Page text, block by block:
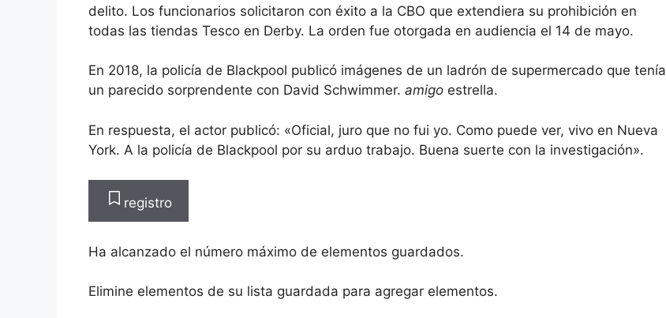
delito. Los funcionarios solicitaron con éxito a la CBO que extendiera su prohibición en
todas las tiendas Tesco en Derby. La orden fue otorgada en audiencia el 14 de mayo.
En 2018, la policía de Blackpool publicó imágenes de un ladrón de supermercado que tenía
un parecido sorprendente con David Schwimmer. amigo estrella.
En respuesta, el actor publicó: «Oficial, juro que no fui yo. Como puede ver, vivo en Nueva
York. A la policía de Blackpool por su arduo trabajo. Buena suerte con la investigación».
registro
Ha alcanzado el número máximo de elementos guardados.
Elimine elementos de su lista guardada para agregar elementos.